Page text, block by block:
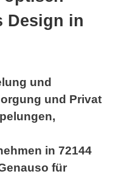
Design in
und
und Privat
in 72144
für